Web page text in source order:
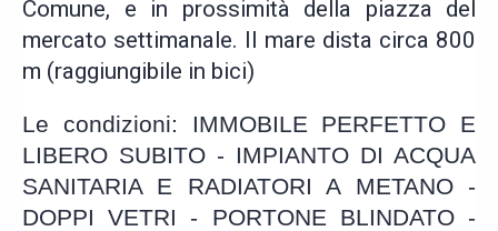
Comune, e in prossimità della piazza del
mercato settimanale. Il mare dista circa 800
m (raggiungibile in bici)
Le condizioni:
IMMOBILE PERFETTO E
LIBERO SUBITO - IMPIANTO DI ACQUA
SANITARIA E RADIATORI A METANO -
DOPPI VETRI - PORTONE BLINDATO -